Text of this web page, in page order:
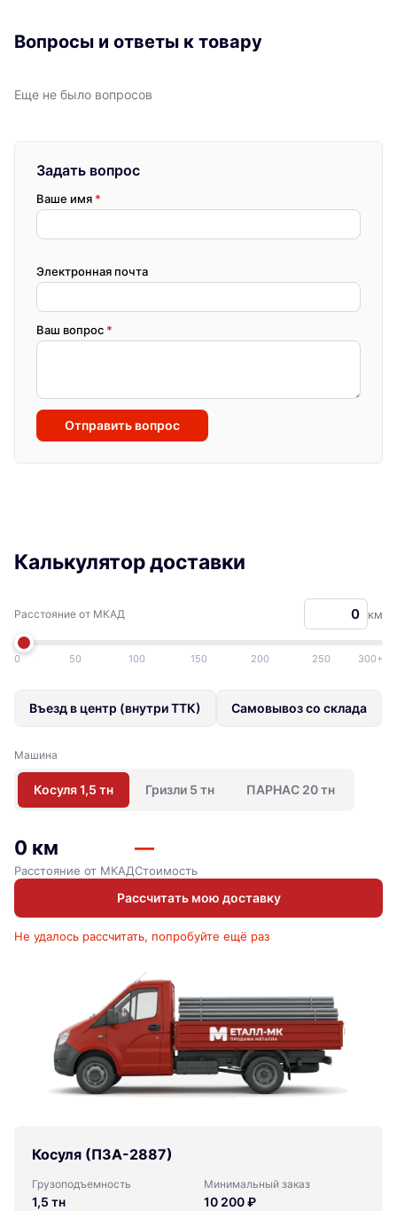
Вопросы и ответы к товару
Еще не было вопросов
Задать вопрос
Ваше имя *
Электронная почта
Ваш вопрос *
Отправить вопрос
Калькулятор доставки
Расстояние от МКАД км
0 50 100 150 200 250 300+
Въезд в центр (внутри ТТК) Самовывоз со склада
Машина
Косуля 1,5 тн Гризли 5 тн ПАРНАС 20 тн
0 км
Расстояние от МКАД
—
Стоимость
Рассчитать мою доставку
Не удалось рассчитать, попробуйте ещё раз
Косуля (ПЗА-2887)
Грузоподъемность
1,5 тн
Минимальный заказ
10 200 ₽